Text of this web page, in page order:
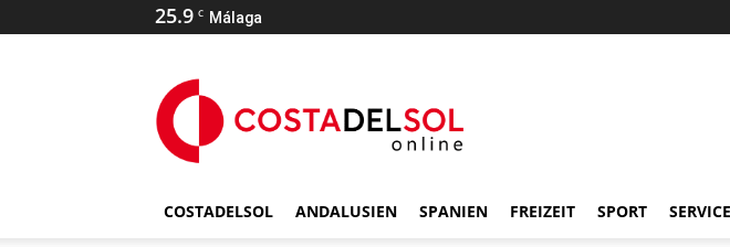
25.9 C Málaga
COSTADELSOL ANDALUSIEN SPANIEN FREIZEIT SPORT SERVICE